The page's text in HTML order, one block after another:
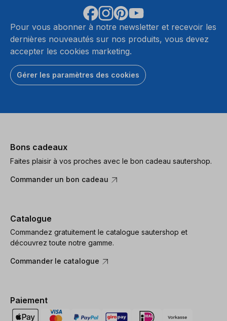
Pour vous abonner à notre newsletter et recevoir les
dernières nouveautés sur nos produits, vous devez
accepter les cookies marketing.
Gérer les paramètres des cookies
Bons cadeaux
Faites plaisir à vos proches avec le bon cadeau sautershop.
Commander un bon cadeau
Catalogue
Commandez gratuitement le catalogue sautershop et
découvrez toute notre gamme.
Commander le catalogue
Paiement